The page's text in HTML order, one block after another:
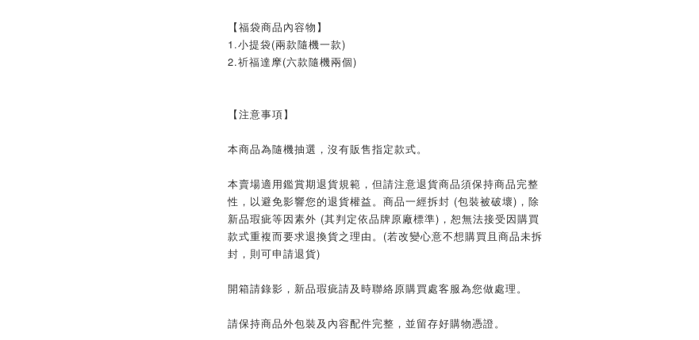
【福袋商品內容物】
1.小提袋(兩款隨機一款)
2.祈福達摩(六款隨機兩個)
【注意事項】
本商品為隨機抽選，沒有販售指定款式。
本賣場適用鑑賞期退貨規範，但請注意退貨商品須保持商品完整
性，以避免影響您的退貨權益。商品一經拆封 (包裝被破壞)，除
新品瑕疵等因素外 (其判定依品牌原廠標準)，恕無法接受因購買
款式重複而要求退換貨之理由。(若改變心意不想購買且商品未拆
封，則可申請退貨)
開箱請錄影，新品瑕疵請及時聯絡原購買處客服為您做處理。
請保持商品外包裝及內容配件完整，並留存好購物憑證。